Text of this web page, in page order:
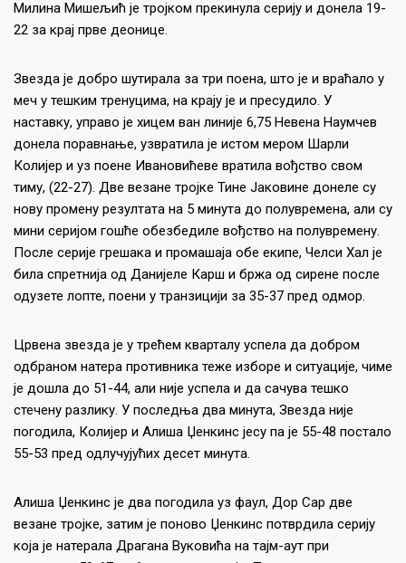
Милина Мишељић је тројком прекинула серију и донела 19-
22 за крај прве деонице.
Звезда је добро шутирала за три поена, што је и враћало у
меч у тешким тренуцима, на крају је и пресудило. У
наставку, управо је хицем ван линије 6,75 Невена Наумчев
донела поравнање, узвратила је истом мером Шарли
Колијер и уз поене Ивановићеве вратила вођство свом
тиму, (22-27). Две везане тројке Тине Јаковине донеле су
нову промену резултата на 5 минута до полувремена, али су
мини серијом гошће обезбедиле вођство на полувремену.
После серије грешака и промашаја обе екипе, Челси Хал је
била спретнија од Данијеле Карш и бржа од сирене после
одузете лопте, поени у транзицији за 35-37 пред одмор.
Црвена звезда је у трећем кварталу успела да добром
одбраном натера противника теже изборе и ситуације, чиме
је дошла до 51-44, али није успела и да сачува тешко
стечену разлику. У последња два минута, Звезда није
погодила, Колијер и Алиша Џенкинс јесу па је 55-48 постало
55-53 пред одлучујућих десет минута.
Алиша Џенкинс је два погодила уз фаул, Дор Сар две
везане тројке, затим је поново Џенкинс потврдила серију
која је натерала Драгана Вуковића на тајм-аут при